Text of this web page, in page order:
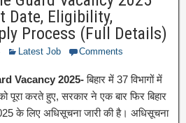
Date, Eligibility,
Process (Full Details)
Latest Job Comments
Vacancy 2025-बिहार में 37 विभागों में
पूरा करते हुए, सरकार ने एक बार फिर बिहार
के लिए अधिसूचना जारी की है। अधिसूचना